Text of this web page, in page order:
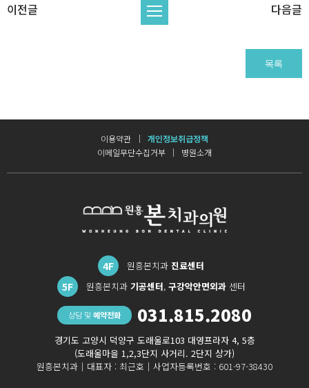
이전글 다음글
목록
이용약관
개인정보취급정책
이메일무단수집거부
병원소개
4F 원흥본치과 진료센터
5F 원흥본치과 기공센터, 구강악안면외과센터
상담 및 예약전화 031.815.2080
경기도 고양시 덕양구 도래울로103 대영프라자 4, 5층
(도래울마을 1,2,3단지 사거리. 2단지 상가)
원흥본치과｜ 대표자 : 최근호｜ 사업자등록번호 : 601-97-38430